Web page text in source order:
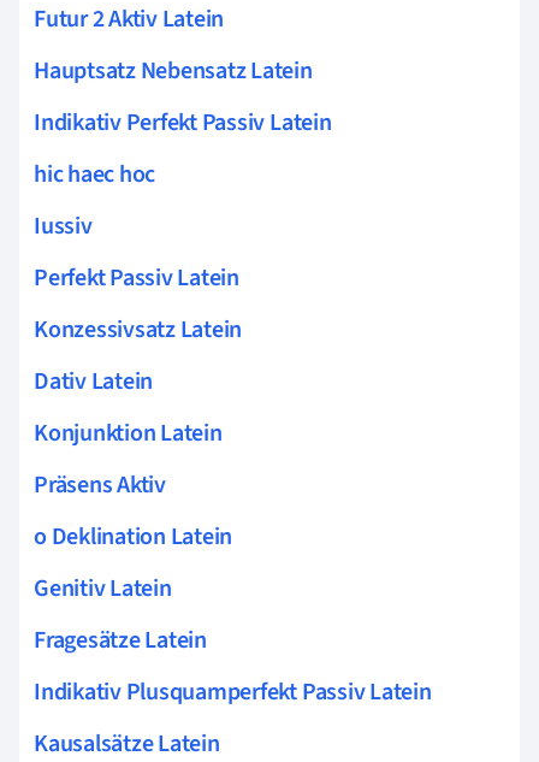
Futur 2 Aktiv Latein
Hauptsatz Nebensatz Latein
Indikativ Perfekt Passiv Latein
hic haec hoc
Iussiv
Perfekt Passiv Latein
Konzessivsatz Latein
Dativ Latein
Konjunktion Latein
Präsens Aktiv
o Deklination Latein
Genitiv Latein
Fragesätze Latein
Indikativ Plusquamperfekt Passiv Latein
Kausalsätze Latein